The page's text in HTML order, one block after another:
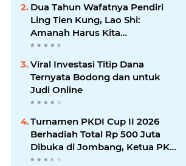
Dua Tahun Wafatnya Pendiri
Ling Tien Kung, Lao Shi:
Amanah Harus Kita
Laksanakan!
Viral Investasi Titip Dana
Ternyata Bodong dan untuk
Judi Online
Turnamen PKDI Cup II 2026
Berhadiah Total Rp 500 Juta
Dibuka di Jombang, Ketua PKDI
Jatim Syaifullah Mahdi: Ajang